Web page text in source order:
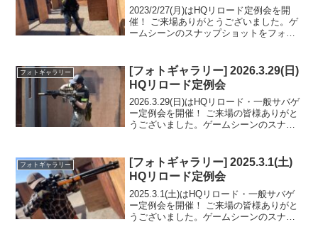
2023/2/27(月)はHQリロード定例会を開
催！ ご来場ありがとうございました。ゲ
ームシーンのスナップショットをフォト
ます。フォトアルバムをみる(Google P...
フォトギャラリー
[フォトギャラリー] 2026.3.29(日)
HQリロード定例会
2026.3.29(日)はHQリロード・一般サバゲ
ー定例会を開催！ ご来場の皆様ありがと
うございました。ゲームシーンのスナッ
をみる(Google Photo)
フォトギャラリー
[フォトギャラリー] 2025.3.1(土)
HQリロード定例会
2025.3.1(土)はHQリロード・一般サバゲ
ー定例会を開催！ ご来場の皆様ありがと
うございました。ゲームシーンのスナッ